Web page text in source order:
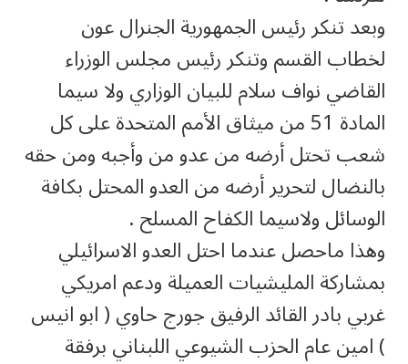
وبعد تنكر رئيس الجمهورية الجنرال عون
لخطاب القسم وتنكر رئيس مجلس الوزراء
القاضي نواف سلام للبيان الوزاري ولا سيما
المادة 51 من ميثاق الأمم المتحدة على كل
شعب تحتل أرضه من عدو من وأجبه ومن حقه
بالنضال لتحرير أرضه من العدو المحتل بكافة
الوسائل ولاسيما الكفاح المسلح .
وهذا ماحصل عندما احتل العدو الاسرائيلي
بمشاركة المليشيات العميلة ودعم امريكي
غربي بادر القائد الرفيق جورج حاوي ( ابو انيس
) امين عام الحزب الشيوعي اللبناني برفقة